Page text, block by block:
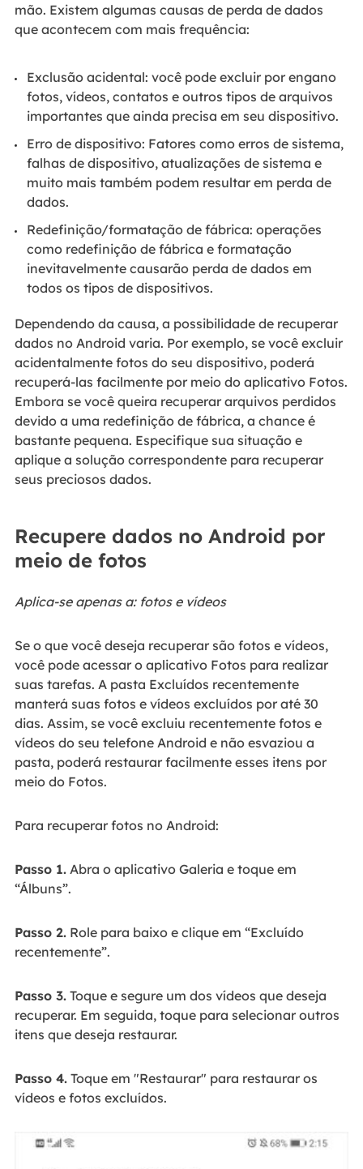
mão. Existem algumas causas de perda de dados
que acontecem com mais frequência:
Exclusão acidental: você pode excluir por engano
fotos, vídeos, contatos e outros tipos de arquivos
importantes que ainda precisa em seu dispositivo.
Erro de dispositivo: Fatores como erros de sistema,
falhas de dispositivo, atualizações de sistema e
muito mais também podem resultar em perda de
dados.
Redefinição/formatação de fábrica: operações
como redefinição de fábrica e formatação
inevitavelmente causarão perda de dados em
todos os tipos de dispositivos.
Dependendo da causa, a possibilidade de recuperar
dados no Android varia. Por exemplo, se você excluir
acidentalmente fotos do seu dispositivo, poderá
recuperá-las facilmente por meio do aplicativo Fotos.
Embora se você queira recuperar arquivos perdidos
devido a uma redefinição de fábrica, a chance é
bastante pequena. Especifique sua situação e
aplique a solução correspondente para recuperar
seus preciosos dados.
Recupere dados no Android por
meio de fotos
Aplica-se apenas a: fotos e vídeos
Se o que você deseja recuperar são fotos e vídeos,
você pode acessar o aplicativo Fotos para realizar
suas tarefas. A pasta Excluídos recentemente
manterá suas fotos e vídeos excluídos por até 30
dias. Assim, se você excluiu recentemente fotos e
vídeos do seu telefone Android e não esvaziou a
pasta, poderá restaurar facilmente esses itens por
meio do Fotos.
Para recuperar fotos no Android:
Passo 1.Abra o aplicativo Galeria e toque em
“Álbuns”.
Passo 2.Role para baixo e clique em “Excluído
recentemente”.
Passo 3.Toque e segure um dos vídeos que deseja
recuperar. Em seguida, toque para selecionar outros
itens que deseja restaurar.
Passo 4.Toque em "Restaurar" para restaurar os
vídeos e fotos excluídos.